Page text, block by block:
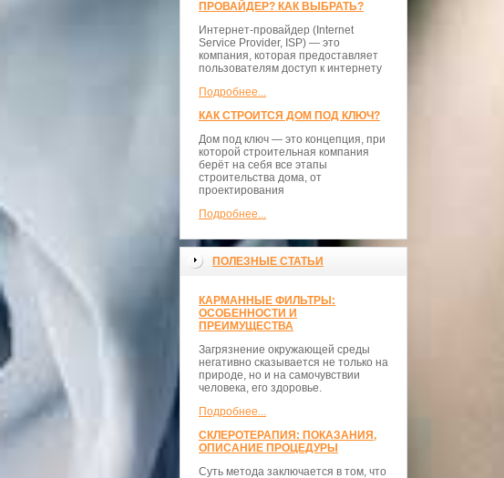
ПРОВАЙДЕР? КАК ВЫБРАТЬ?
Интернет-провайдер (Internet
Service Provider, ISP) — это
компания, которая предоставляет
пользователям доступ к интернету
Подробнее...
КАК СТРОИТСЯ ДОМ ПОД КЛЮЧ?
Дом под ключ — это концепция, при
которой строительная компания
берёт на себя все этапы
строительства дома, от
проектирования
Подробнее...
ПОЛЕЗНЫЕ СТАТЬИ
КАРМАННЫЕ ФИЛЬТРЫ:
ОСОБЕННОСТИ И
ПРЕИМУЩЕСТВА
Загрязнение окружающей среды
негативно сказывается не только на
природе, но и на самочувствии
человека, его здоровье.
Подробнее...
СКЛЕРОТЕРАПИЯ: ПОКАЗАНИЯ,
ОПИСАНИЕ ПРОЦЕДУРЫ
Суть метода заключается в том, что